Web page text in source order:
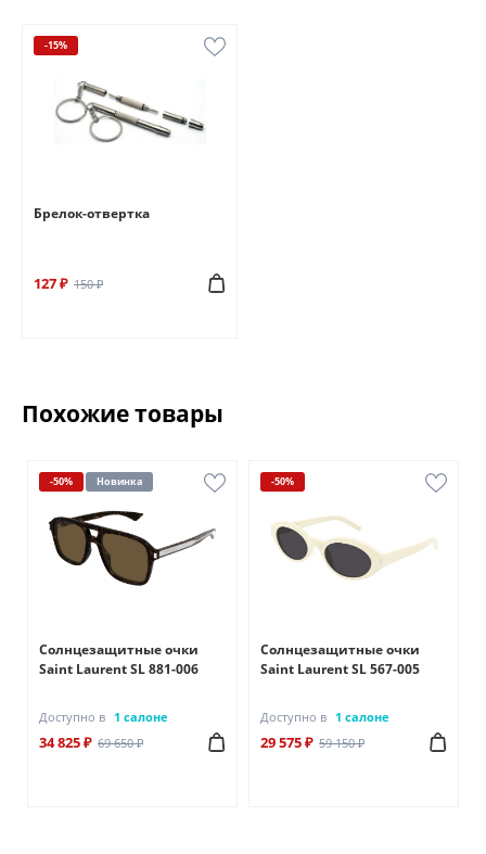
-15%
Брелок-отвертка
127 ₽ 150 ₽
Похожие товары
-50% Новинка
Солнцезащитные очки
Saint Laurent SL 881-006
Доступно в 1 салоне
34 825 ₽ 69 650 ₽
-50%
Солнцезащитные очки
Saint Laurent SL 567-005
Доступно в 1 салоне
29 575 ₽ 59 150 ₽